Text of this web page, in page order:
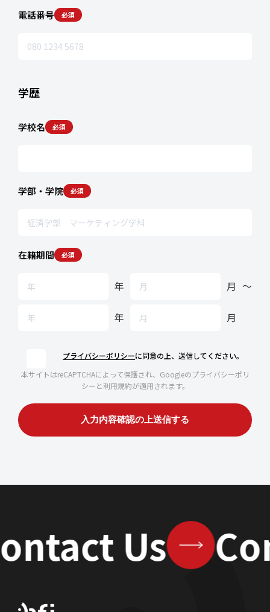
電話番号 必須
学歴
学校名 必須
学部・学院 必須
在籍期間 必須
年 月 〜
年 月
プライバシーポリシーに同意の上、送信してください。
本サイトはreCAPTCHAによって保護され、Googleのプライバシーポリ
シーと利用規約が適用されます。
Us